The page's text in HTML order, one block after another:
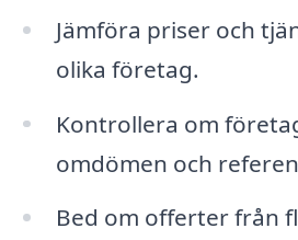
Jämföra priser och
olika företag.
Kontrollera om
omdömen och
Bed om offerter från